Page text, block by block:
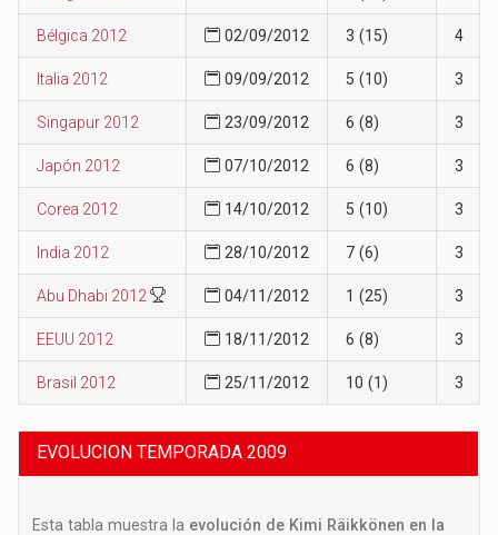
Bélgica 2012 02/09/2012 3 (15) 4
Italia 2012 09/09/2012 5 (10) 3
Singapur 2012 23/09/2012 6 (8) 3
Japón 2012 07/10/2012 6 (8) 3
Corea 2012 14/10/2012 5 (10) 3
India 2012 28/10/2012 7 (6) 3
Abu Dhabi 2012 04/11/2012 1 (25) 3
EEUU 2012 18/11/2012 6 (8) 3
Brasil 2012 25/11/2012 10 (1) 3
EVOLUCION TEMPORADA 2009
Esta tabla muestra la evolución de Kimi Räikkönen en la